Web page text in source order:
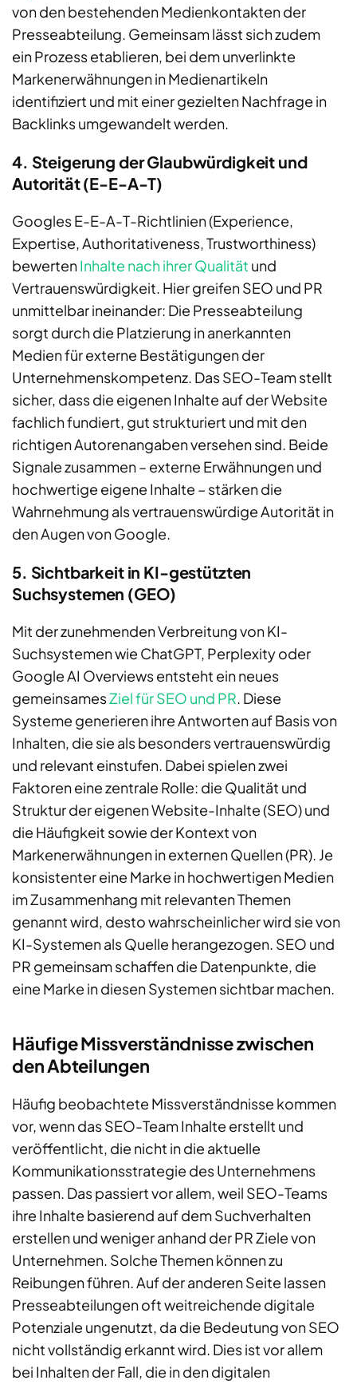
von den bestehenden Medienkontakten der
Presseabteilung. Gemeinsam lässt sich zudem
ein Prozess etablieren, bei dem unverlinkte
Markenerwähnungen in Medienartikeln
identifiziert und mit einer gezielten Nachfrage in
Backlinks umgewandelt werden.
4. Steigerung der Glaubwürdigkeit und
Autorität (E-E-A-T)
Googles E-E-A-T-Richtlinien (Experience,
Expertise, Authoritativeness, Trustworthiness)
bewertenInhalte nach ihrer Qualität und
Vertrauenswürdigkeit. Hier greifen SEO und PR
unmittelbar ineinander: Die Presseabteilung
sorgt durch die Platzierung in anerkannten
Medien für externe Bestätigungen der
Unternehmenskompetenz. Das SEO-Team stellt
sicher, dass die eigenen Inhalte auf der Website
fachlich fundiert, gut strukturiert und mit den
richtigen Autorenangaben versehen sind. Beide
Signale zusammen – externe Erwähnungen und
hochwertige eigene Inhalte – stärken die
Wahrnehmung als vertrauenswürdige Autorität in
den Augen von Google.
5. Sichtbarkeit in KI-gestützten
Suchsystemen (GEO)
Mit der zunehmenden Verbreitung von KI-
Suchsystemen wie ChatGPT, Perplexity oder
Google AI Overviews entsteht ein neues
gemeinsamesZiel für SEO und PR. Diese
Systeme generieren ihre Antworten auf Basis von
Inhalten, die sie als besonders vertrauenswürdig
und relevant einstufen. Dabei spielen zwei
Faktoren eine zentrale Rolle: die Qualität und
Struktur der eigenen Website-Inhalte (SEO) und
die Häufigkeit sowie der Kontext von
Markenerwähnungen in externen Quellen (PR). Je
konsistenter eine Marke in hochwertigen Medien
im Zusammenhang mit relevanten Themen
genannt wird, desto wahrscheinlicher wird sie von
KI-Systemen als Quelle herangezogen. SEO und
PR gemeinsam schaffen die Datenpunkte, die
eine Marke in diesen Systemen sichtbar machen.
Häufige Missverständnisse zwischen
den Abteilungen
Häufig beobachtete Missverständnisse kommen
vor, wenn das SEO-Team Inhalte erstellt und
veröffentlicht, die nicht in die aktuelle
Kommunikationsstrategie des Unternehmens
passen. Das passiert vor allem, weil SEO-Teams
ihre Inhalte basierend auf dem Suchverhalten
erstellen und weniger anhand der PR Ziele von
Unternehmen. Solche Themen können zu
Reibungen führen. Auf der anderen Seite lassen
Presseabteilungen oft weitreichende digitale
Potenziale ungenutzt, da die Bedeutung von SEO
nicht vollständig erkannt wird. Dies ist vor allem
bei Inhalten der Fall, die in den digitalen